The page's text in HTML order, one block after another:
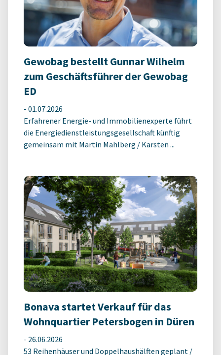
Gewobag bestellt Gunnar Wilhelm
zum Geschäftsführer der Gewobag
ED
- 01.07.2026
Erfahrener Energie- und Immobilienexperte führt
die Energiedienstleistungsgesellschaft künftig
gemeinsam mit Martin Mahlberg / Karsten ...
Bonava startet Verkauf für das
Wohnquartier Petersbogen in Düren
- 26.06.2026
53 Reihenhäuser und Doppelhaushälften geplant /